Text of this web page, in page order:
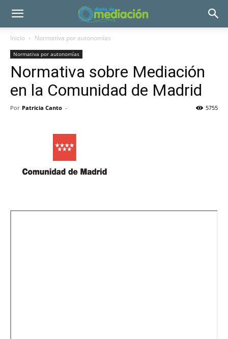
Inicio Normativa por autonomías
Normativa por autonomías
Normativa sobre Mediación
en la Comunidad de Madrid
Por Patricia Canto - 5755